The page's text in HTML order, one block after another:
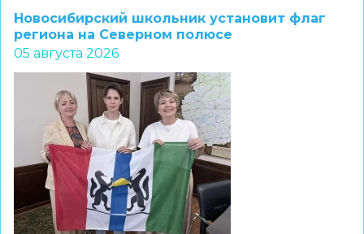
«Перекрёстках
эпох»:
как
школьники
Новосибирска
получили
возможность
прикоснуться
к
древней
истории
Новосибирский школьник установит флаг
региона на Северном полюсе
05 августа 2026